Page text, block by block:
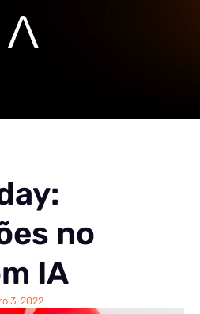
no
IA
3, 2022